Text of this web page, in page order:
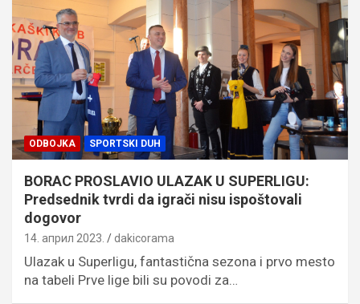
ODBOJKA SPORTSKI DUH
BORAC PROSLAVIO ULAZAK U SUPERLIGU:
Predsednik tvrdi da igrači nisu ispoštovali
dogovor
14. април 2023. dakicorama
Ulazak u Superligu, fantastična sezona i prvo mesto
na tabeli Prve lige bili su povodi za…